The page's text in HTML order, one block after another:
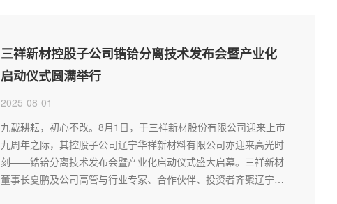
三祥新材控股子公司锆铪分离技术发布会暨产业化
启动仪式圆满举行
2025-08-01
九载耕耘，初心不改。8月1日，于三祥新材股份有限公司迎来上市
九周年之际，其控股子公司辽宁华祥新材料有限公司亦迎来高光时
刻——锆铪分离技术发布会暨产业化启动仪式盛大启幕。三祥新材
董事长夏鹏及公司高管与行业专家、合作伙伴、投资者齐聚辽宁朝